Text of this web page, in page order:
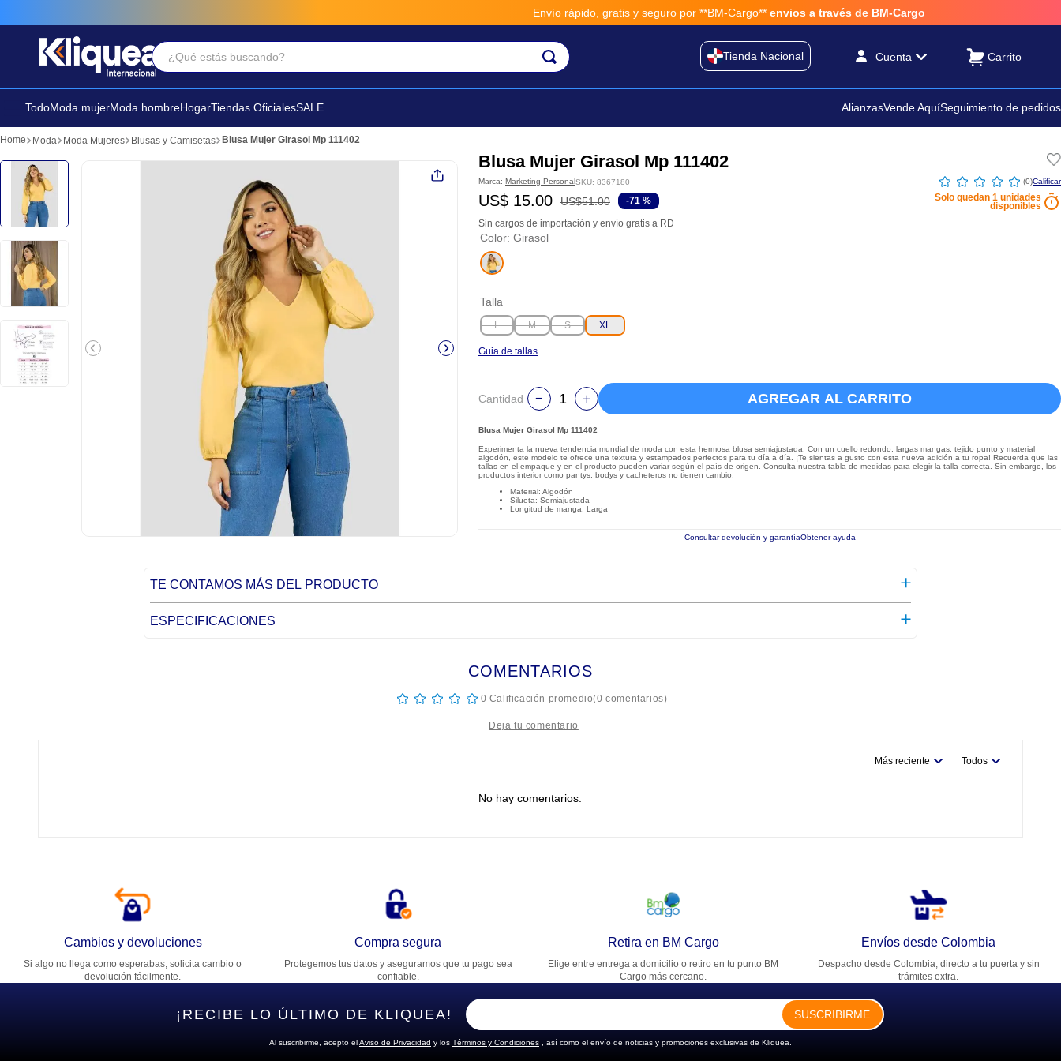
Envío rápido, gratis y seguro por **BM-Cargo** envios a través de BM-Cargo
¿Qué estás buscando?
Tienda Nacional Cuenta
TodoModa mujerModa hombreHogarTiendas OficialesSALE AlianzasVende AquíSeguimiento de pedidos
Moda Moda Mujeres Blusas y Camisetas Blusa Mujer Girasol Mp 111402
Blusa Mujer Girasol Mp 111402
Marca: Marketing PersonalSKU: 8367180 ☆ ☆ ☆ ☆ ☆ (0)
US$ 15.00 US$51.00 -71 % Solo quedan 1 unidades
disponibles
Sin cargos de importación y envío gratis a RD
Color: Girasol
Talla
L M S XL
Guia de tallas
Cantidad AGREGAR AL CARRITO
Blusa Mujer Girasol Mp 111402
Experimenta la nueva tendencia mundial de moda con esta hermosa blusa semiajustada. Con un cuello redondo, largas mangas, tejido punto y material
algodón, este modelo te ofrece una textura y estampados perfectos para tu día a día. ¡Te sientas a gusto con esta nueva adición a tu ropa! Recuerda que las
tallas en el empaque y en el producto pueden variar según el país de origen. Consulta nuestra tabla de medidas para elegir la talla correcta. Sin embargo, los
productos interior como pantys, bodys y cacheteros no tienen cambio.
Material: Algodón
Silueta: Semiajustada
Longitud de manga: Larga
Consultar devolución y garantíaObtener ayuda
TE CONTAMOS MÁS DEL PRODUCTO
ESPECIFICACIONES
COMENTARIOS
☆ ☆ ☆ ☆ ☆ 0 Calificación promedio(0 comentarios)
Dirección de email
Escribe un comentario
Más reciente Todos
No hay comentarios.
Cambios y devoluciones
Si algo no llega como esperabas, solicita cambio o
devolución fácilmente.
Compra segura
Protegemos tus datos y aseguramos que tu pago sea
confiable.
Retira en BM Cargo
Elige entre entrega a domicilio o retiro en tu punto BM
Cargo más cercano.
Envíos desde Colombia
Despacho desde Colombia, directo a tu puerta y sin
trámites extra.
¡RECIBE LO ÚLTIMO DE KLIQUEA! SUSCRIBIRME
Al suscribirme, acepto elAviso de Privacidad y los Términos y Condiciones , así como el envío de noticias y promociones exclusivas de Kliquea.
Términos Más Buscados
2. futbol